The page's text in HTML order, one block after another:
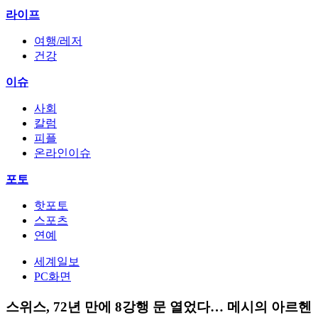
라이프
여행/레저
건강
이슈
사회
칼럼
피플
온라인이슈
포토
핫포토
스포츠
연예
세계일보
PC화면
스위스, 72년 만에 8강행 문 열었다… 메시의 아르헨